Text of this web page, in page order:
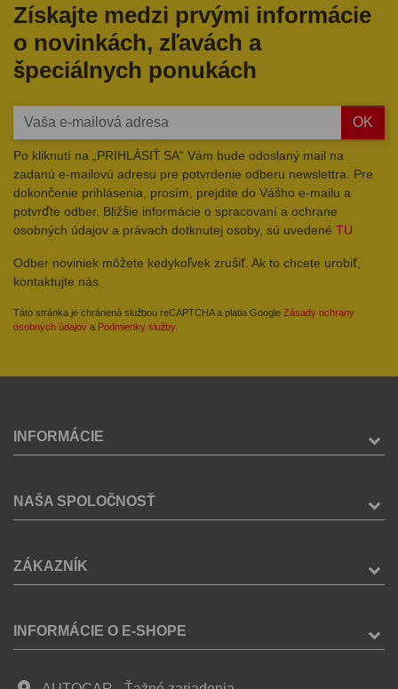
Získajte medzi prvými informácie
o novinkách, zľavách a
špeciálnych ponukách
OK
Po kliknutí na „PRIHLÁSIŤ SA“ Vám bude odoslaný mail na
zadanú e-mailovú adresu pre potvrdenie odberu newslettra. Pre
dokončenie prihlásenia, prosím, prejdite do Vášho e-mailu a
potvrďte odber. Bližšie informácie o spracovaní a ochrane
osobných údajov a právach dotknutej osoby, sú uvedené TU
Odber noviniek môžete kedykoľvek zrušiť. Ak to chcete urobiť,
kontaktujte nás.
Táto stránka je chránená službou reCAPTCHA a platia Google Zásady ochrany
osobných údajov a Podmienky služby.
INFORMÁCIE
NAŠA SPOLOČNOSŤ
ZÁKAZNÍK
INFORMÁCIE O E-SHOPE